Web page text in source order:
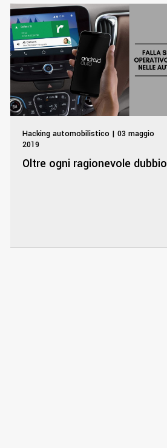
Hacking automobilistico | 03 maggio
2019
Oltre ogni ragionevole dubbio